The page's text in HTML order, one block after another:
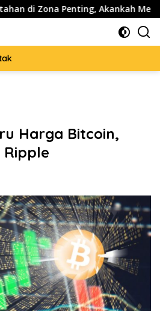
Penting, Akankah Memicu
Harga Bitcoin,